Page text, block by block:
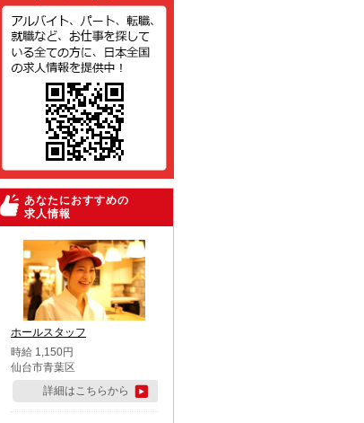
あなたにおすすめの
求人情報
ホールスタッフ
時給 1,150円
仙台市青葉区
詳細はこちらから